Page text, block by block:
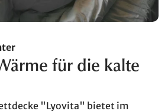
für die kalte
"Lyovita" bietet im